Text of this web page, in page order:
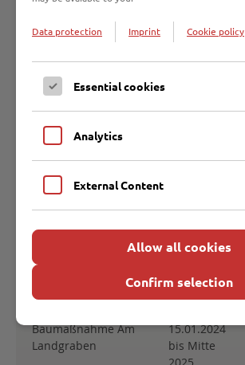
Kirchstraße,
Bögengang
bis Ende
2025
Vorrade
Niederbüssau Ende 2025
Baumaßnahme Am
Landgraben
15.01.2024
bis Mitte
Data protection Imprint Cookie policy
Essential cookies
Analytics
External Content
Allow all cookies
Confirm selection